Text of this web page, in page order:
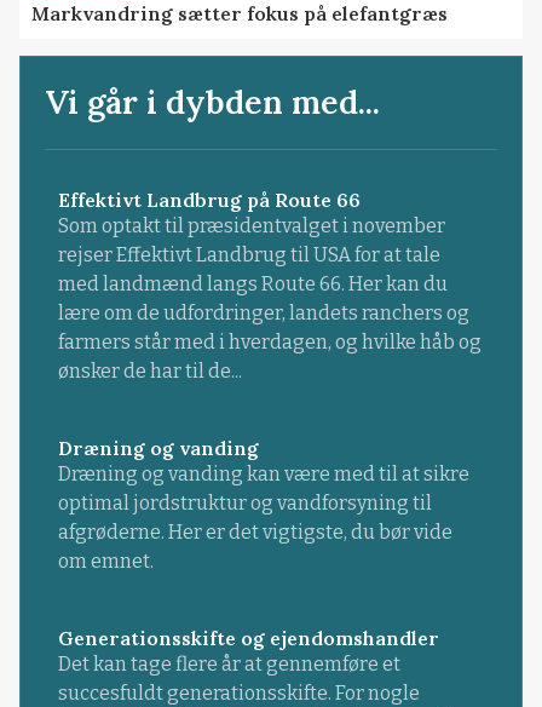
Markvandring sætter fokus på elefantgræs
Vi går i dybden med...
Effektivt Landbrug på Route 66
Som optakt til præsidentvalget i november
rejser Effektivt Landbrug til USA for at tale
med landmænd langs Route 66. Her kan du
lære om de udfordringer, landets ranchers og
farmers står med i hverdagen, og hvilke håb og
ønsker de har til de...
Dræning og vanding
Dræning og vanding kan være med til at sikre
optimal jordstruktur og vandforsyning til
afgrøderne. Her er det vigtigste, du bør vide
om emnet.
Generationsskifte og ejendomshandler
Det kan tage flere år at gennemføre et
succesfuldt generationsskifte. For nogle